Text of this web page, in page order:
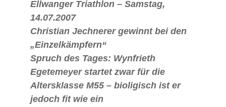
Ellwanger Triathlon – Samstag,
14.07.2007
Christian Jechnerer gewinnt bei den
„Einzelkämpfern“
Spruch des Tages: Wynfrieth
Egetemeyer startet zwar für die
Altersklasse M55 – bioligisch ist er
jedoch fit wie ein